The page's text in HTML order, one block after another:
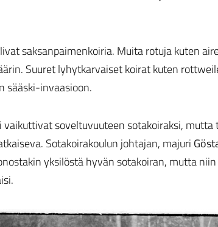
saksanpaimenkoiria. Muita rotuja kuten
Suuret lyhytkarvaiset koirat kuten
sääski-invaasioon.
vaikuttivat soveltuvuuteen sotakoiraksi,
Sotakoirakoulun johtajan, majuri
yksilöstä hyvän sotakoiran, mutta